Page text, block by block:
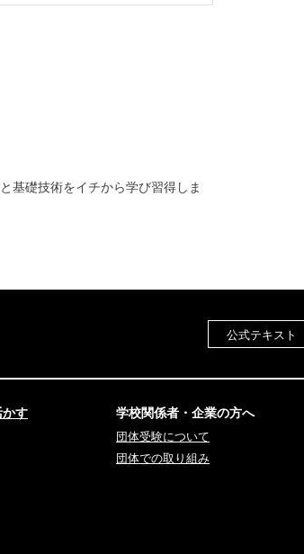
基礎技術をイチから学び習得しま
公式テキスト
す 学校関係者・企業の方へ
団体受験について
団体での取り組み